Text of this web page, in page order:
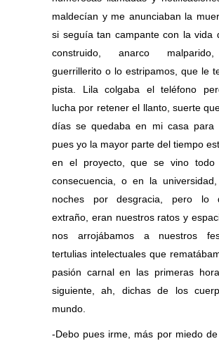
maldecían y me anunciaban la
si seguía tan campante con la vida
construido, anarco
guerrillerito o lo estripamos, que le
pista. Lila colgaba el teléfono
lucha por retener el llanto, suerte
días se quedaba en mi casa para
pues yo la mayor parte del tiempo
en el proyecto, que se vino todo
consecuencia, o en la
noches por desgracia, pero lo
extraño, eran nuestros ratos y
nos arrojábamos a nuestros
tertulias intelectuales que
pasión carnal en las primeras
siguiente, ah, dichas de los
mundo.
-Debo pues irme, más por miedo